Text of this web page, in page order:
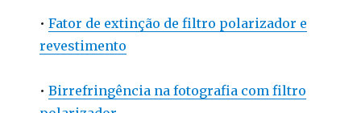
•Fator de extinção de filtro polarizador e
revestimento
•Birrefringência na fotografia com filtro